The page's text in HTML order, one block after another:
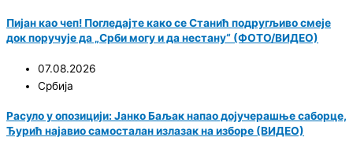
Пијан као чеп! Погледајте како се Станић подругљиво смеје
док поручује да „Срби могу и да нестану“ (ФОТО/ВИДЕО)
07.08.2026
Србија
Расуло у опозицији: Јанко Баљак напао дојучерашње саборце,
Ђурић најавио самосталан излазак на изборе (ВИДЕО)